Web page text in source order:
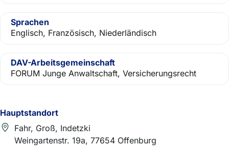
Hauptstandort
Fahr, Groß, Indetzki
Weingartenstr. 19a, 77654 Offenburg
Sprachen
Englisch, Französisch, Niederländisch
DAV-Arbeitsgemeinschaft
FORUM Junge Anwaltschaft, Versicherungsrecht